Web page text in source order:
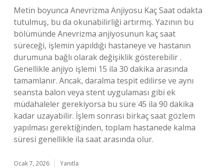
Metin boyunca Anevrizma Anjiyosu Kaç Saat odakta
tutulmuş, bu da okunabilirliği artırmış. Yazının bu
bölümünde Anevrizma anjiyosunun kaç saat
süreceği, işlemin yapıldığı hastaneye ve hastanın
durumuna bağlı olarak değişiklik gösterebilir .
Genellikle anjiyo işlemi 15 ila 30 dakika arasında
tamamlanır. Ancak, daralma tespit edilirse ve aynı
seansta balon veya stent uygulaması gibi ek
müdahaleler gerekiyorsa bu süre 45 ila 90 dakika
kadar uzayabilir. İşlem sonrası birkaç saat gözlem
yapılması gerektiğinden, toplam hastanede kalma
süresi genellikle ila saat arasında olur.
Ocak 7, 2026 Yanıtla